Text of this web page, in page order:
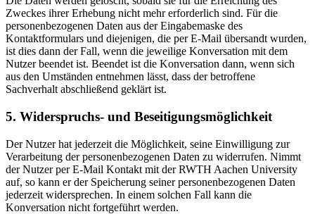
Zweckes ihrer Erhebung nicht mehr erforderlich sind. Für die
personenbezogenen Daten aus der Eingabemaske des
Kontaktformulars und diejenigen, die per E-Mail übersandt wurden,
ist dies dann der Fall, wenn die jeweilige Konversation mit dem
Nutzer beendet ist. Beendet ist die Konversation dann, wenn sich
aus den Umständen entnehmen lässt, dass der betroffene
Sachverhalt abschließend geklärt ist.
5. Widerspruchs- und Beseitigungsmöglichkeit
Der Nutzer hat jederzeit die Möglichkeit, seine Einwilligung zur
Verarbeitung der personenbezogenen Daten zu widerrufen. Nimmt
der Nutzer per E-Mail Kontakt mit der RWTH Aachen University
auf, so kann er der Speicherung seiner personenbezogenen Daten
jederzeit widersprechen. In einem solchen Fall kann die
Konversation nicht fortgeführt werden.